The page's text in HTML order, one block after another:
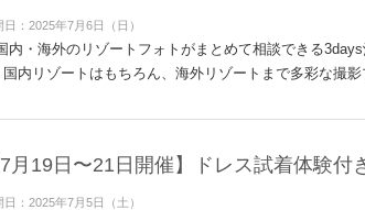
日：2025年7月6日（日）
内・海外のリゾートフォトがまとめて相談できる
国内リゾートはもちろん、海外リゾートまで多彩な撮
7月19日〜21日開催】ドレス試着体験
日：2025年7月5日（土）